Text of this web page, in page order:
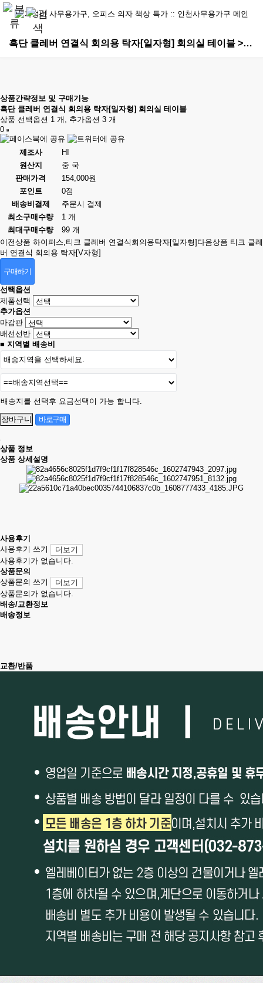
흑단 클레버 연결식 회의용 탁자[일자형] 회의실 테이블 > 연결형테이블
상품간략정보 및 구매기능
흑단 클레버 연결식 회의용 탁자[일자형] 회의실 테이블
상품 선택옵션 1 개, 추가옵션 3 개
0
제조사
HI
원산지
중 국
판매가격
154,000원
포인트
0점
배송비결제
주문시 결제
최소구매수량
1 개
최대구매수량
99 개
이전상품 하이퍼스,티크 클레버 연결식회의용탁자[일자형] 다음상품 티크 클레
버 연결식 회의용 탁자[V자형]
구매하기
선택옵션
제품선택
추가옵션
마감판
배선선반
■ 지역별 배송비
배송지를 선택후 요금선택이 가능 합니다.
상품 정보
상품 상세설명
사용후기
사용후기 쓰기
더보기
사용후기가 없습니다.
상품문의
상품문의 쓰기
더보기
상품문의가 없습니다.
배송/교환정보
배송정보
교환/반품